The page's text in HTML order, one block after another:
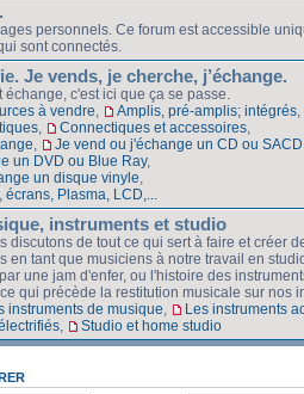
personnels. Ce forum est accessible
sont connectés.
Je vends, je cherche, j’échange.
c'est ici que ça se passe.
à vendre Amplis, pré-amplis; intégrés
Connectiques et accessoires
Je vend ou j'échange un CD ou SACD
un DVD ou Blue Ray,
un disque vinyle
Plasma, LCD,...
instruments et studio
discutons de tout ce qui sert à faire et créer
en tant que musiciens à notre travail en
une jam d'enfer, ou l'histoire des
qui précède la restitution musicale sur nos
instruments de musique
Les instruments
Studio et home studio